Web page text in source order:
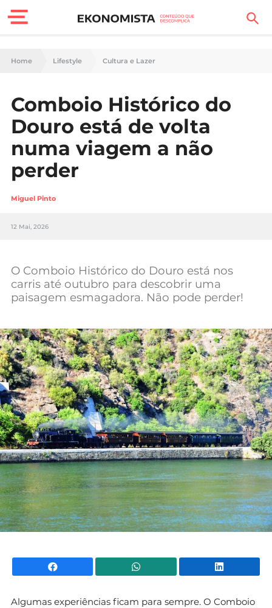
Finanças Pessoais
Carreira
Casa
Lifestyle
Sociedade
Tecnologia
Negócios
Mundial 2026
Home Lifestyle Cultura e Lazer
Comboio Histórico do
Douro está de volta
numa viagem a não
perder
Miguel Pinto
12 Mai, 2026
O Comboio Histórico do Douro está nos
carris até outubro para descobrir uma
paisagem esmagadora. Não pode perder!
Facebook WhatsApp
Algumas experiências ficam para sempre. O Comboio